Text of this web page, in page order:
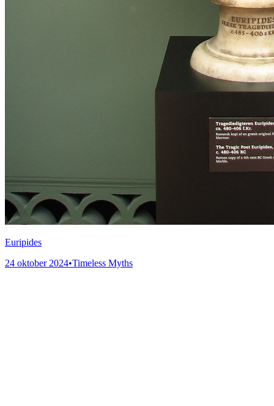
Euripides
24 oktober 2024•Timeless Myths